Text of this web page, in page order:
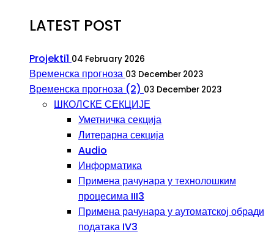
LATEST POST
Projekti1 04 February 2026
Временска прогноза 03 December 2023
Временска прогноза (2) 03 December 2023
ШКОЛСКЕ СЕКЦИЈЕ
Уметничка секција
Литерарна секција
Audio
Информатика
Примена рачунара у технолошким
процесима III3
Примена рачунара у аутоматској обради
података IV3